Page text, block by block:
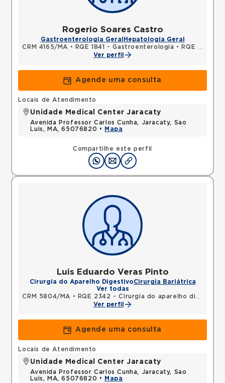
Rogerio Soares Castro
Gastroenterologia Geral Hepatologia Geral
CRM 4165/MA • RQE 1841 - Gastroenterologia •
RQE 3471 - Endoscopia
Ver perfil
Agende uma consulta
Compartilhe este perfil
Locais de Atendimento
Unidade Medical Center Jaracaty
Avenida Professor Carlos Cunha, Jaracaty, Sao
Luis, MA, 65076820 •
Mapa
Luis Eduardo Veras Pinto
Cirurgia do Aparelho DigestivoCirurgia Bariátrica
Ver todas
CRM 5804/MA •
RQE 2342 - Cirurgia do aparelho digestivo
Ver perfil
Agende uma consulta
Locais de Atendimento
Unidade Medical Center Jaracaty
Avenida Professor Carlos Cunha, Jaracaty, Sao
Luis, MA, 65076820 •
Mapa